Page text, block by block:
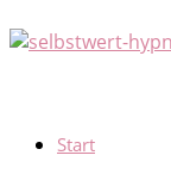
Inhalt
Start